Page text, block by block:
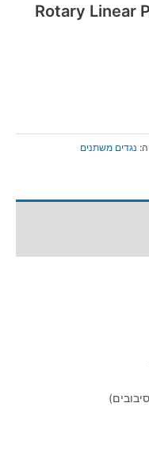
Rotary Linear
נגדים משתנים